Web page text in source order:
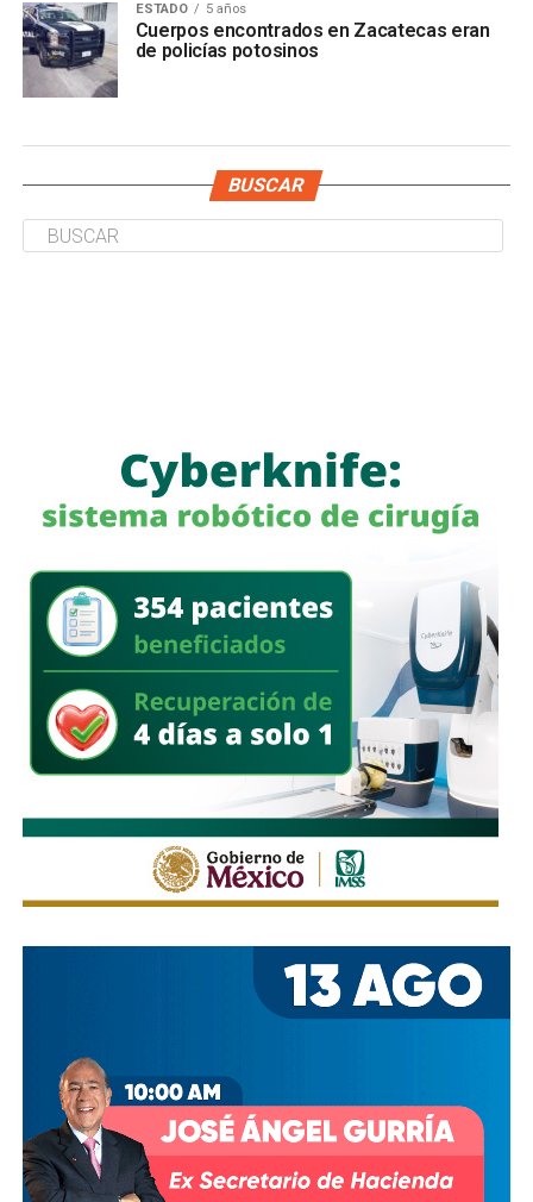
ESTADO 5 años
Cuerpos encontrados en Zacatecas eran
de policías potosinos
BUSCAR